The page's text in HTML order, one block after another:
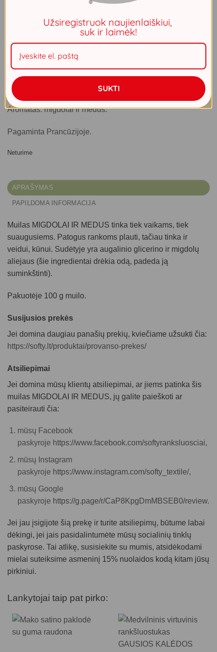
yra pagamintas laikantis tradicinės “Savon de Marseille”
Naudojami tik augaliniai, natūralios kilmės aliejai.
Be jokių dažiklių ar kitų dirbtinių priedų, be parabenų.
Be gyvulinės kilmės riebalų.
Nebandytas su gyvūnais.
Aromatas: migdolai ir medus.
Pagaminta Prancūzijoje.
Neturime
APRAŠYMAS
PAPILDOMA INFORMACIJA
Muilas MIGDOLAI IR MEDUS tinka tiek vaikams, tiek
suaugusiems. Patogus rankoms plauti, tačiau tinka ir
veidui, kūnui. Sudėtyje yra augalinio glicerino ir migdolų
aliejaus (šie ingredientai drėkia odą, padeda ją
suminkštinti).
Pakuotėje 100 g muilo.
Susijusios prekės
Jei domina daugiau panašių prekių, kviečiame užsukti čia:
https://softy.lt/produktai/provanso-prekes/
Atsiliepimai
Jei domina mūsų klientų atsiliepimai, ar jiems patinka šis
muilas MIGDOLAI IR MEDUS, jų galite paieškoti ar
pasiteirauti čia:
mūsų Facebook
paskyroje https://www.facebook.com/softyranksluosciai,
mūsų Instagram
paskyroje https://www.instagram.com/softy_textile/,
mūsų Google
paskyroje https://g.page/r/CaP8KpgDmMBSEB0/review.
Jei jau įsigijote šią prekę ir turite atsiliepimų, būtume labai
dėkingi, jei jais pasidalintumėte mūsų socialinių tinklų
paskyrose. Tai atlikę, susisiekite su mumis, atsidėkodami
mielai suteiksime asmeninį 15% nuolaidos kodą kitam jūsų
pirkiniui.
Lankytojai taip pat pirko:
Užsiregistruok naujienlaiškiui,
suk ir laimėk!
SUKTI